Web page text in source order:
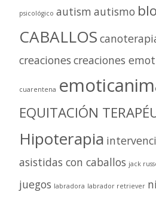
psicológico autism autismo
CABALLOS
creaciones creaciones
cuarentena
EQUITACIÓN
Hipoterapia
asistidas con caballos jack
juegos labradora labrador retriever